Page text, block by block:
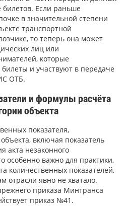
Если раньше
в значительной степени
транспортной
то теперь она может
лиц или
которые
и участвуют в передаче
ОТБ.
и формулы расчёта
объекта
показателя,
включая показатель
акта незаконного
особенно важно для практики,
количественных показателей,
отрасли явно не хватало.
приказа Минтранса
приказ №41.